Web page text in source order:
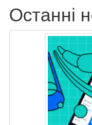
Останні